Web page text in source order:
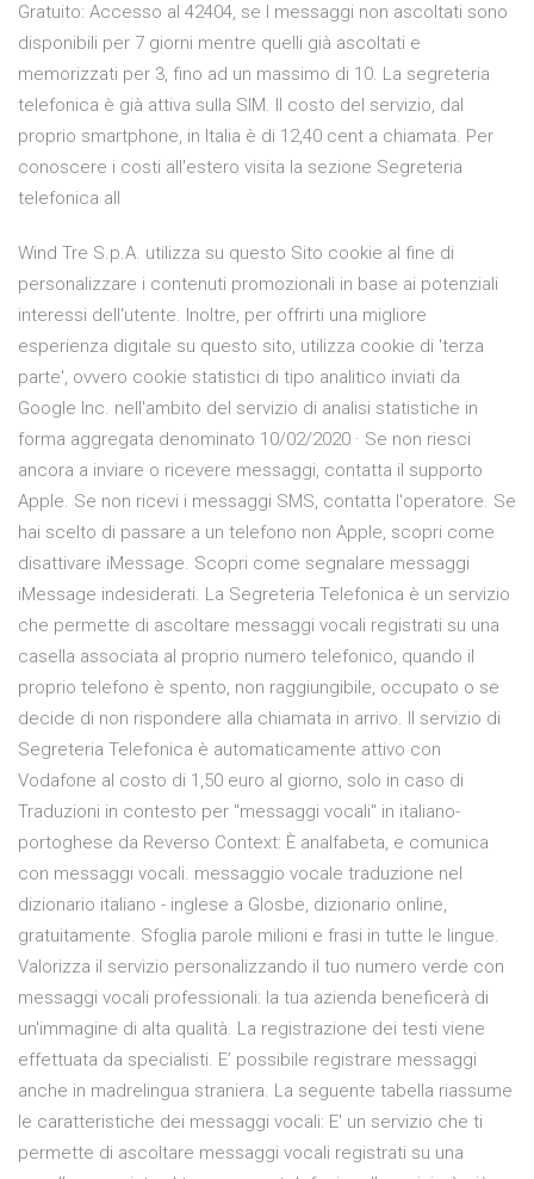
Gratuito: Accesso al 42404, se I messaggi non ascoltati sono
disponibili per 7 giorni mentre quelli già ascoltati e
memorizzati per 3, fino ad un massimo di 10. La segreteria
telefonica è già attiva sulla SIM. Il costo del servizio, dal
proprio smartphone, in Italia è di 12,40 cent a chiamata. Per
conoscere i costi all'estero visita la sezione Segreteria
telefonica all
Wind Tre S.p.A. utilizza su questo Sito cookie al fine di
personalizzare i contenuti promozionali in base ai potenziali
interessi dell'utente. Inoltre, per offrirti una migliore
esperienza digitale su questo sito, utilizza cookie di 'terza
parte', ovvero cookie statistici di tipo analitico inviati da
Google Inc. nell'ambito del servizio di analisi statistiche in
forma aggregata denominato 10/02/2020 · Se non riesci
ancora a inviare o ricevere messaggi, contatta il supporto
Apple. Se non ricevi i messaggi SMS, contatta l'operatore. Se
hai scelto di passare a un telefono non Apple, scopri come
disattivare iMessage. Scopri come segnalare messaggi
iMessage indesiderati. La Segreteria Telefonica è un servizio
che permette di ascoltare messaggi vocali registrati su una
casella associata al proprio numero telefonico, quando il
proprio telefono è spento, non raggiungibile, occupato o se
decide di non rispondere alla chiamata in arrivo. Il servizio di
Segreteria Telefonica è automaticamente attivo con
Vodafone al costo di 1,50 euro al giorno, solo in caso di
Traduzioni in contesto per "messaggi vocali" in italiano-
portoghese da Reverso Context: È analfabeta, e comunica
con messaggi vocali. messaggio vocale traduzione nel
dizionario italiano - inglese a Glosbe, dizionario online,
gratuitamente. Sfoglia parole milioni e frasi in tutte le lingue.
Valorizza il servizio personalizzando il tuo numero verde con
messaggi vocali professionali: la tua azienda beneficerà di
un'immagine di alta qualità. La registrazione dei testi viene
effettuata da specialisti. E’ possibile registrare messaggi
anche in madrelingua straniera. La seguente tabella riassume
le caratteristiche dei messaggi vocali: E' un servizio che ti
permette di ascoltare messaggi vocali registrati su una